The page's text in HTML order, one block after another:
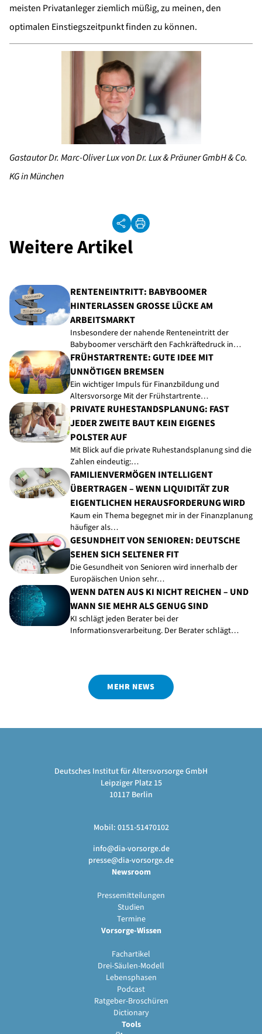
meisten Privatanleger ziemlich müßig, zu meinen, den
optimalen Einstiegszeitpunkt finden zu können.
Gastautor Dr. Marc-Oliver Lux von Dr. Lux & Präuner GmbH & Co.
KG in München
Weitere Artikel
RENTENEINTRITT: BABYBOOMER
HINTERLASSEN GROSSE LÜCKE AM A
RBEITSMARKT
Insbesondere der nahende Renteneintritt der
Babyboomer verschärft den Fachkräftedruck in…
FRÜHSTARTRENTE: GUTE IDEE MIT
UNNÖTIGEN BREMSEN
Ein wichtiger Impuls für Finanzbildung und
Altersvorsorge Mit der Frühstartrente…
PRIVATE RUHESTANDSPLANUNG: FAST
JEDER ZWEITE BAUT KEIN EIGENES
POLSTER AUF
Mit Blick auf die private Ruhestandsplanung sind die
Zahlen eindeutig:…
FAMILIENVERMÖGEN INTELLIGENT
ÜBERTRAGEN – WENN LIQUIDITÄT ZUR
EIGENTLICHEN HERAUSFORDERUNG WIRD
Kaum ein Thema begegnet mir in der Finanzplanung
häufiger als…
GESUNDHEIT VON SENIOREN: DEUTSCHE
SEHEN SICH SELTENER FIT
Die Gesundheit von Senioren wird innerhalb der
Europäischen Union sehr…
WENN DATEN AUS KI NICHT REICHEN – UND
WANN SIE MEHR ALS GENUG SIND
KI schlägt jeden Berater bei der
Informationsverarbeitung. Der Berater schlägt…
MEHR NEWS
Deutsches Institut für Altersvorsorge GmbH
Leipziger Platz 15
10117 Berlin
Mobil: 0151-51470102
info@dia-vorsorge.de
presse@dia-vorsorge.de
Newsroom
Pressemitteilungen
Studien
Termine
Vorsorge-Wissen
Fachartikel
Drei-Säulen-Modell
Lebensphasen
Podcast
Ratgeber-Broschüren
Dictionary
Tools